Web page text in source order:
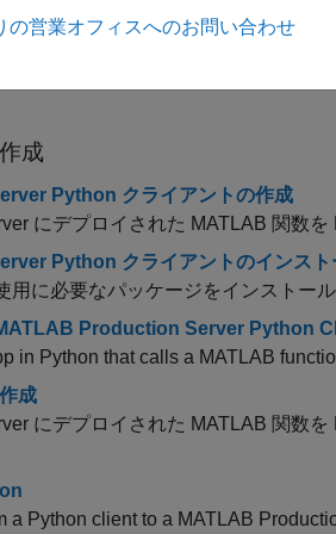
成
Python クライアントの作成
にデプロイされた MATLAB 関数を
Python クライアントのインスト
用に必要なパッケージをインストール
Production Server Python
in Python that calls a MATLAB
成
にデプロイされた MATLAB 関数
a Python client to a MATLAB
の営業オフィスへのお問い合わせ